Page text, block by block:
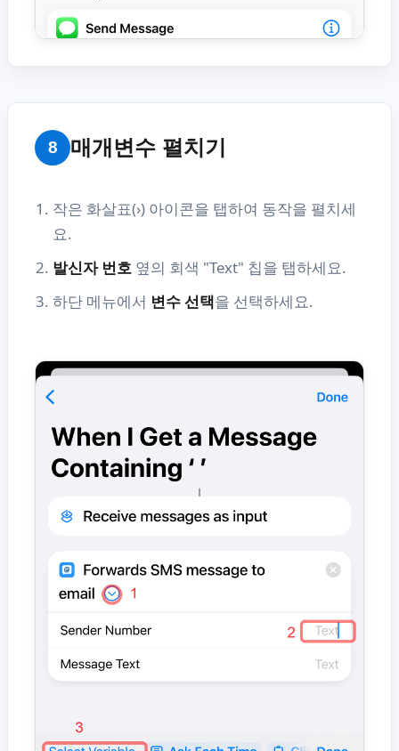
8 매개변수 펼치기
작은 화살표(›) 아이콘을 탭하여 동작을 펼치세
요.
발신자 번호 옆의 회색 "Text" 칩을 탭하세요.
하단 메뉴에서 변수 선택을 선택하세요.